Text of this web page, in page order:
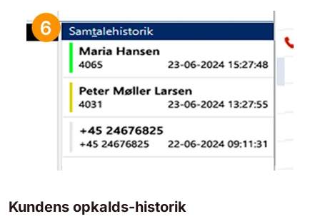
Kundens opkalds-historik